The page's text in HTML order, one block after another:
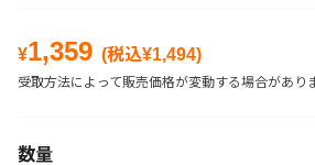
¥1,359 (税込¥1,494)
受取方法によって販売価格が変動する場合があり
数量